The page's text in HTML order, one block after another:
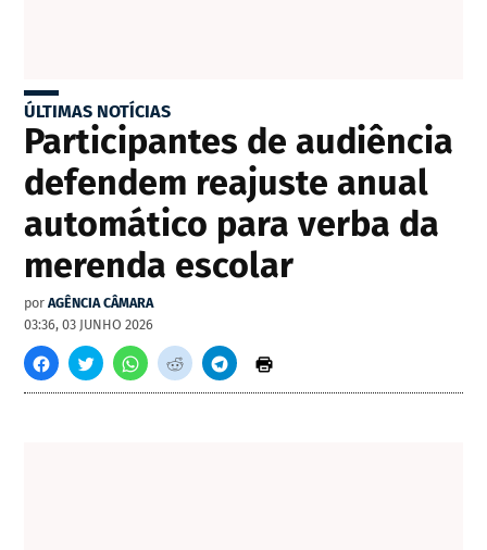
ÚLTIMAS NOTÍCIAS
Participantes de audiência
defendem reajuste anual
automático para verba da
merenda escolar
por AGÊNCIA CÂMARA
03:36, 03 JUNHO 2026